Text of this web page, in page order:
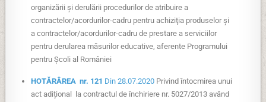
organizării şi derulării procedurilor de atribuire a
contractelor/acordurilor-cadru pentru achiziţia produselor şi
a contractelor/acordurilor-cadru de prestare a serviciilor
pentru derularea măsurilor educative, aferente Programului
pentru Şcoli al României
HOTĂRÂREA nr. 121 Din 28.07.2020 Privind întocmirea unui
act adițional la contractul de închiriere nr. 5027/2013 având